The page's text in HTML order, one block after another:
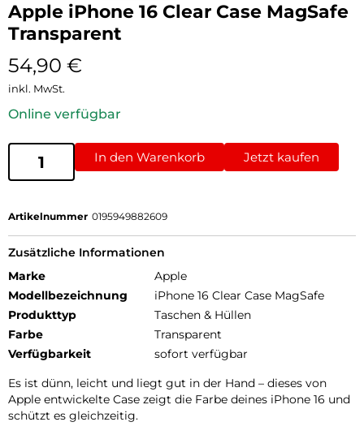
Apple iPhone 16 Clear Case MagSafe
Transparent
54,90 €
inkl. MwSt.
Online verfügbar
In den Warenkorb Jetzt kaufen
Artikelnummer 0195949882609
Zusätzliche Informationen
Marke
Apple
Modellbezeichnung
iPhone 16 Clear Case MagSafe
Produkttyp
Taschen & Hüllen
Farbe
Transparent
Verfügbarkeit
sofort verfügbar
Es ist dünn, leicht und liegt gut in der Hand – dieses von
Apple entwickelte Case zeigt die Farbe deines iPhone 16 und
schützt es gleichzeitig.